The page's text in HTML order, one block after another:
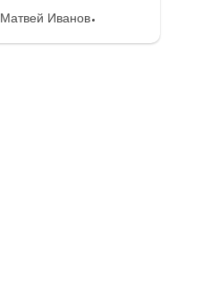
Матвей Иванов